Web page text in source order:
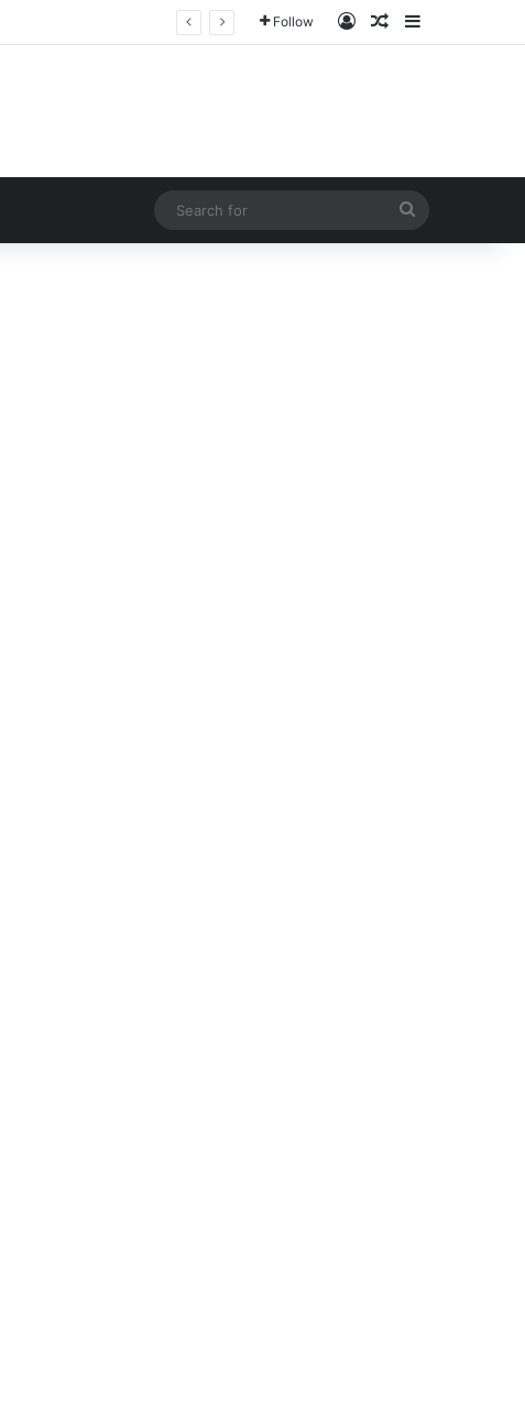
Follow Log InRandom Article
Sidebar
for